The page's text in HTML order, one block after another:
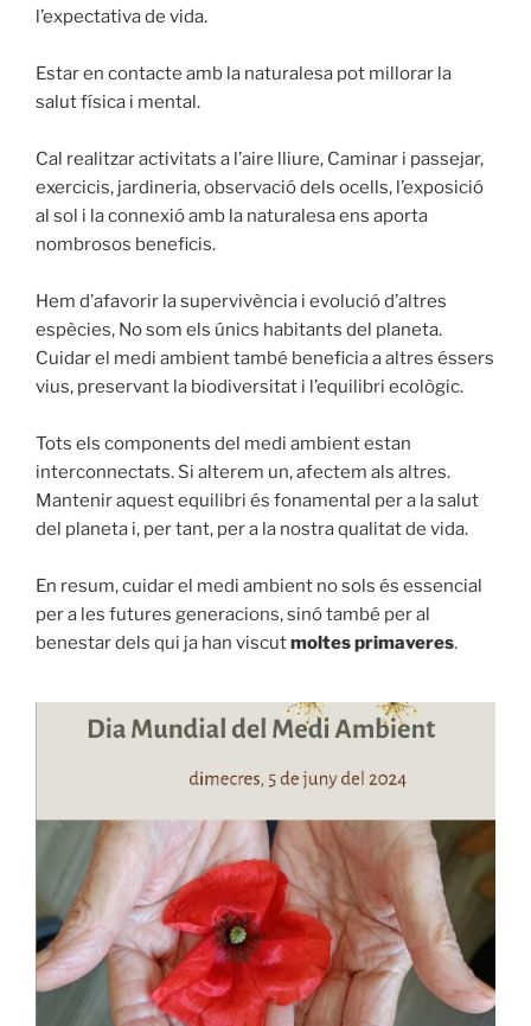
l’expectativa de vida.
Estar en contacte amb la naturalesa pot millorar la
salut física i mental.
Cal realitzar activitats a l’aire lliure, Caminar i passejar,
exercicis, jardineria, observació dels ocells, l’exposició
al sol i la connexió amb la naturalesa ens aporta
nombrosos beneficis.
Hem d’afavorir la supervivència i evolució d’altres
espècies, No som els únics habitants del planeta.
Cuidar el medi ambient també beneficia a altres éssers
vius, preservant la biodiversitat i l’equilibri ecològic.
Tots els components del medi ambient estan
interconnectats. Si alterem un, afectem als altres.
Mantenir aquest equilibri és fonamental per a la salut
del planeta i, per tant, per a la nostra qualitat de vida.
En resum, cuidar el medi ambient no sols és essencial
per a les futures generacions, sinó també per al
benestar dels qui ja han viscutmoltes primaveres.